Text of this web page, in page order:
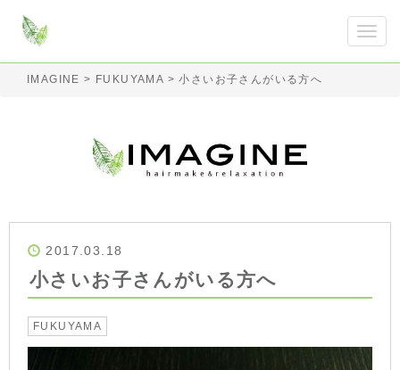
IMAGINE > FUKUYAMA >小さいお子さんがいる方へ
2017.03.18
小さいお子さんがいる方へ
FUKUYAMA